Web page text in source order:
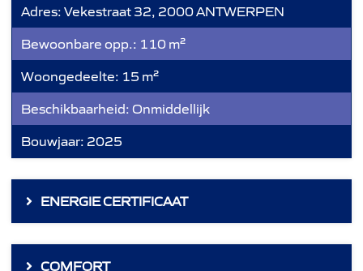
Adres: Vekestraat 32, 2000 ANTWERPEN
Bewoonbare opp.: 110 m²
Woongedeelte: 15 m²
Beschikbaarheid: Onmiddellijk
Bouwjaar: 2025
ENERGIE CERTIFICAAT
COMFORT